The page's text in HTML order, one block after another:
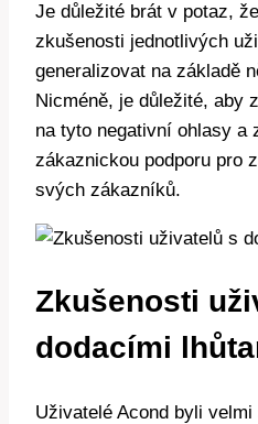
Je důležité brát v potaz,
zkušenosti jednotlivých
generalizovat na základě
Nicméně, je důležité, aby
na tyto negativní ohlasy a
zákaznickou podporu pro
svých zákazníků.
Zkušenosti
dodacími
Uživatelé Acond byli